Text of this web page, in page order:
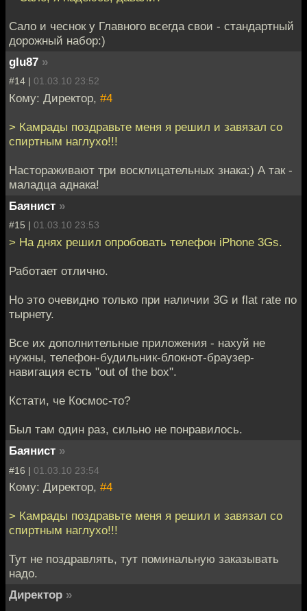
Сало и чеснок у Главного всегда свои - стандартный
дорожный набор:)
glu87 »
#14 | 01.03.10 23:52
Кому: Директор, #4
> Камрады поздравьте меня я решил и завязал со
спиртным наглухо!!!
Настораживают три восклицательных знака:) А так -
маладца аднака!
Баянист »
#15 | 01.03.10 23:53
> На днях решил опробовать телефон iPhone 3Gs.
Работает отлично.
Но это очевидно только при наличии 3G и flat rate по
тырнету.
Все их дополнительные приложения - нахуй не
нужны, телефон-будильник-блокнот-браузер-
навигация есть "out of the box".
Кстати, че Космос-то?
Был там один раз, сильно не понравилось.
Баянист »
#16 | 01.03.10 23:54
Кому: Директор, #4
> Камрады поздравьте меня я решил и завязал со
спиртным наглухо!!!
Тут не поздравлять, тут поминальную заказывать
надо.
Директор »